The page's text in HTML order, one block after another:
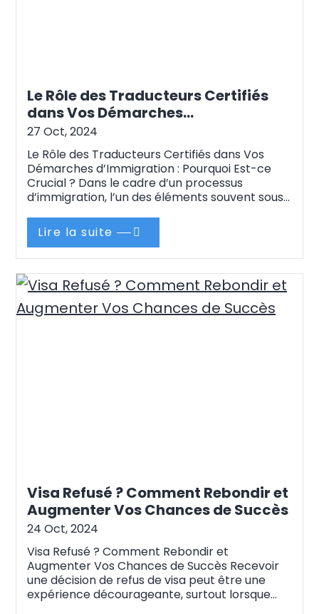
Le Rôle des Traducteurs Certifiés
dans Vos Démarches
d’Immigration : Pourquoi Est-ce
Crucial ?
27 Oct, 2024
Le Rôle des Traducteurs Certifiés dans Vos
Démarches d’Immigration : Pourquoi Est-ce
Crucial ? Dans le cadre d’un processus
d’immigration, l’un des éléments souvent sous-
la traduction certifiée des documents. Que
vous postuliez pour un visa, une résidence
permanente ou un permis de travail, les
la langue… Continue reading
Lire la suite
Visa Refusé ? Comment Rebondir et
Augmenter Vos Chances de Succès
24 Oct, 2024
Visa Refusé ? Comment Rebondir et
Augmenter Vos Chances de Succès Recevoir
une décision de refus de visa peut être une
expérience décourageante, surtout lorsque